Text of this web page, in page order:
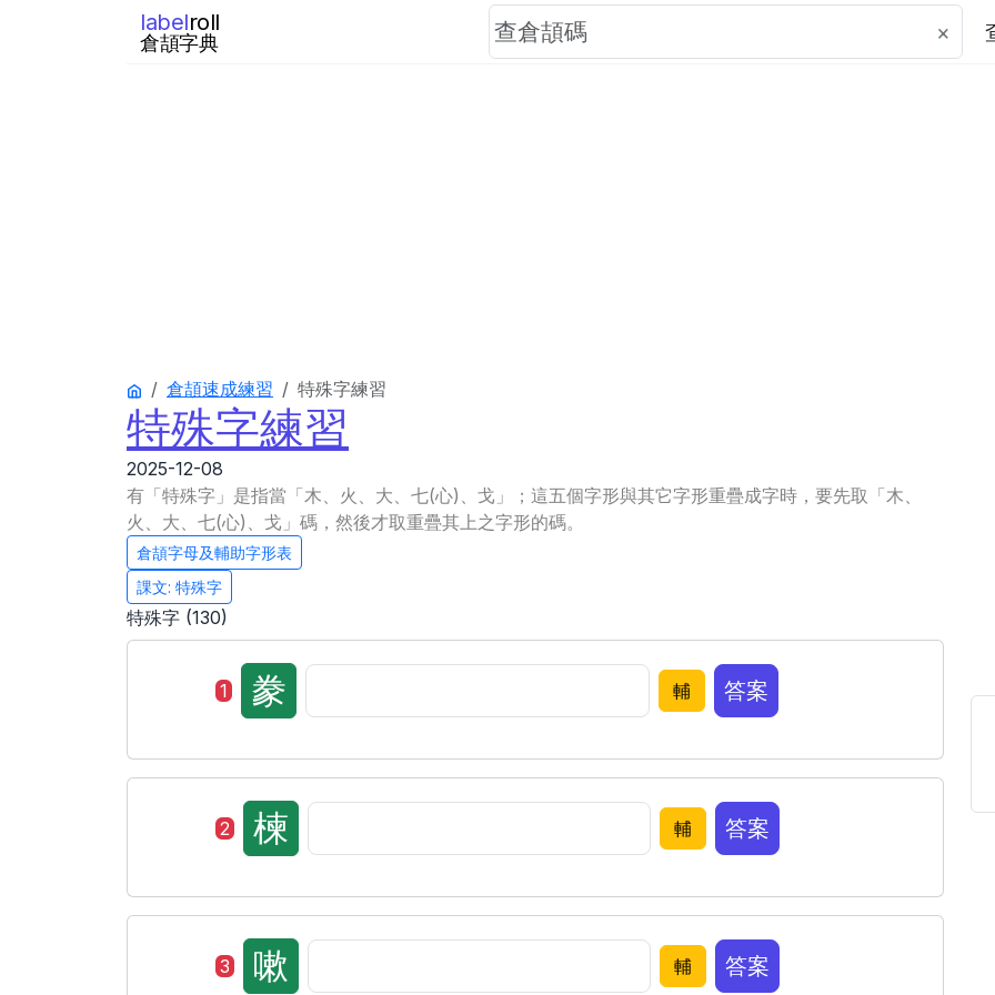
labelroll
倉頡字典 ×
倉頡速成練習 特殊字練習
特殊字練習
2025-12-08
有「特殊字」是指當「木、火、大、七(心)、戈」；這五個字形與其它字形重疊成字時，要先取「木、
火、大、七(心)、戈」碼，然後才取重疊其上之字形的碼。
倉頡字母及輔助字形表
課文: 特殊字
特殊字 (130)
1 豢 輔 答案
2 楝 輔 答案
3 嗽 輔 答案